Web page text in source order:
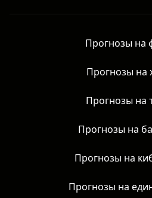
Прогнозы на
Прогнозы на
Прогнозы на
Прогнозы на
Прогнозы на
Прогнозы на